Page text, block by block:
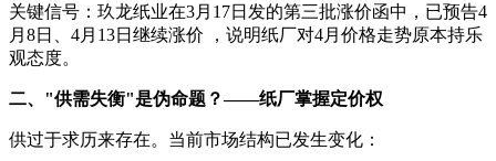
关键信号：玖龙纸业在3月17日发的第三批涨价函中，已预告4
月8日、4月13日继续涨价 ，说明纸厂对4月价格走势原本持乐
观态度。
二、"供需失衡"是伪命题？——纸厂掌握定价权
供过于求历来存在。当前市场结构已发生变化：